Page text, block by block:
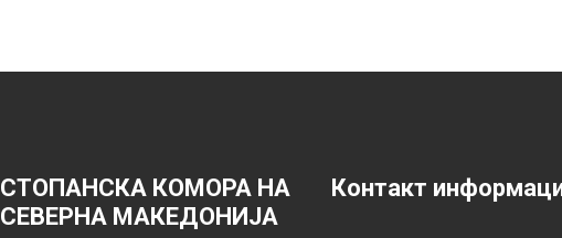
СТОПАНСКА КОМОРА НА
СЕВЕРНА МАКЕДОНИЈА
Контакт